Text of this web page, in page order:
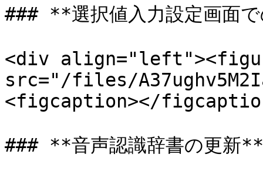
### **選択値入力設定画面
<div
src="/files/
<figcaption></
### **音声認識辞書の更新**